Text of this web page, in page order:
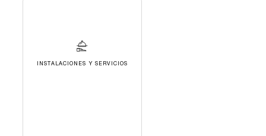
INSTALACIONES Y SERVICIOS